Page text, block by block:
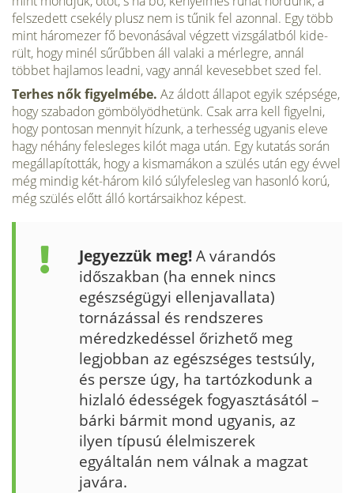
fel­szedett csekély plusz nem is tűnik fel azonnal. Egy több
mint háromezer fő bevonásával végzett vizsgálatból kide­
rült, hogy minél sűrűbben áll valaki a mérlegre, annál
többet hajlamos leadni, vagy annál kevesebbet szed fel.
Terhes nők figyelmébe. Az áldott állapot egyik szépsége,
hogy szabadon gömbölyödhetünk. Csak arra kell figyelni,
hogy pontosan mennyit hí­zunk, a terhesség ugyanis eleve
hagy néhány felesleges kilót maga után. Egy kutatás során
megállapították, hogy a kismamákon a szülés után egy évvel
még mindig két-három kiló súlyfelesleg van hasonló korú,
még szülés előtt álló kortársaikhoz képest.
Jegyezzük meg!A várandós
időszakban (ha ennek nincs
egészségügyi ellenjavallata)
tornázással és rendszeres
méredzkedéssel őrizhető meg
legjobban az egészséges testsúly,
és persze úgy, ha tartózkodunk a
hizlaló édességek fogyasztásától –
bárki bármit mond ugyanis, az
ilyen típusú élelmiszerek
egyáltalán nem válnak a magzat
javára.